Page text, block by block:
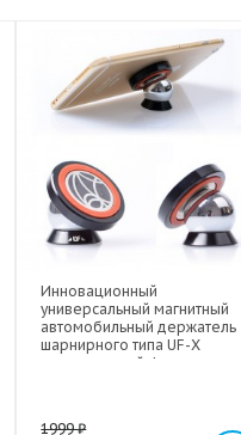
Инновационный
универсальный магнитный
автомобильный держатель
шарнирного типа UF-X
экстрасильной фиксации для
1999₽